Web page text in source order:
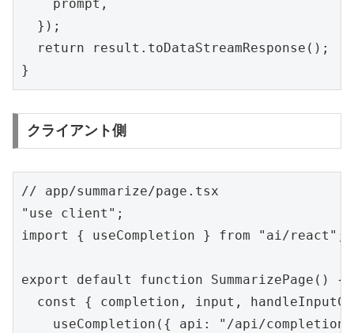
    prompt,
  });
  return result.toDataStreamResponse();
}
クライアント側
// app/summarize/page.tsx
"use client";
import { useCompletion } from "ai/react";
export default function SummarizePage() {
const { completion, input,
useCompletion({ api: "/api/